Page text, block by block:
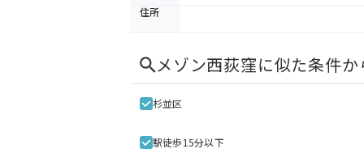
住所
メゾン西荻窪に似た条件か
杉並区
駅徒歩15分以下